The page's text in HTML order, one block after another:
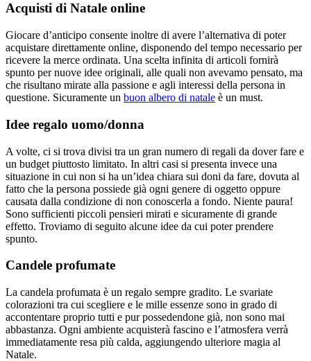
Acquisti di Natale online
Giocare d’anticipo consente inoltre di avere l’alternativa di poter
acquistare direttamente online, disponendo del tempo necessario per
ricevere la merce ordinata. Una scelta infinita di articoli fornirà
spunto per nuove idee originali, alle quali non avevamo pensato, ma
che risultano mirate alla passione e agli interessi della persona in
questione. Sicuramente un buon albero di natale è un must.
Idee regalo uomo/donna
A volte, ci si trova divisi tra un gran numero di regali da dover fare e
un budget piuttosto limitato. In altri casi si presenta invece una
situazione in cui non si ha un’idea chiara sui doni da fare, dovuta al
fatto che la persona possiede già ogni genere di oggetto oppure
causata dalla condizione di non conoscerla a fondo. Niente paura!
Sono sufficienti piccoli pensieri mirati e sicuramente di grande
effetto. Troviamo di seguito alcune idee da cui poter prendere
spunto.
Candele profumate
La candela profumata è un regalo sempre gradito. Le svariate
colorazioni tra cui scegliere e le mille essenze sono in grado di
accontentare proprio tutti e pur possedendone già, non sono mai
abbastanza. Ogni ambiente acquisterà fascino e l’atmosfera verrà
immediatamente resa più calda, aggiungendo ulteriore magia al
Natale.